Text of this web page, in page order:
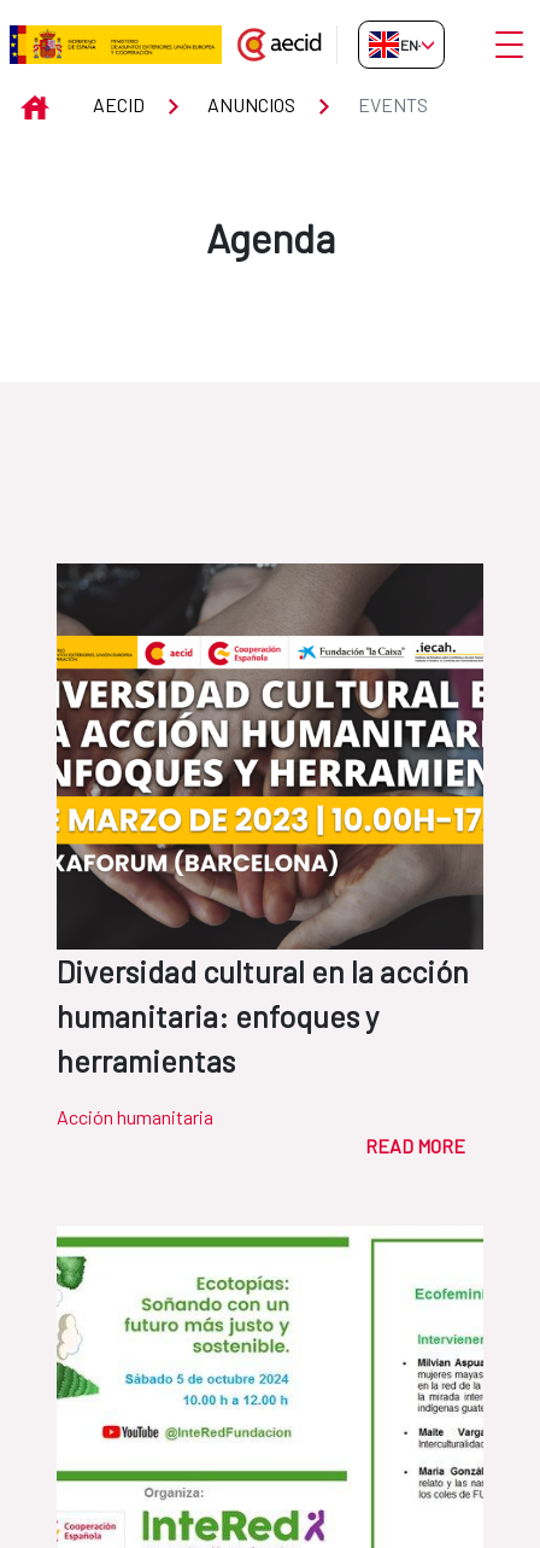
Skip to Main Content
Events
EN-GB
INICIOAECID ANUNCIOS EVENTS
Agenda
Diversidad cultural en la acción
humanitaria: enfoques y
herramientas
Acción humanitaria
READ MORE